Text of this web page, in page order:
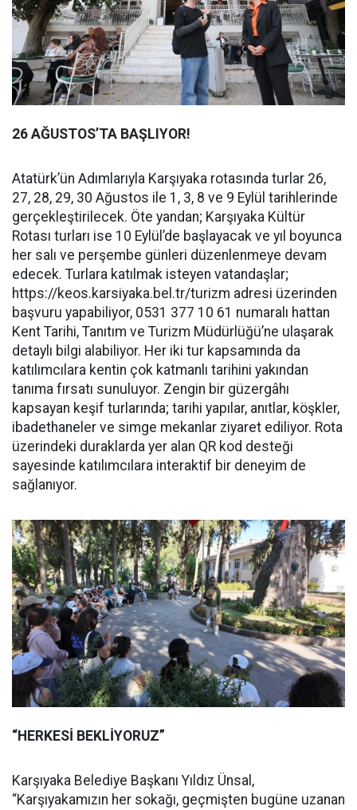
26 AĞUSTOS’TA BAŞLIYOR!
Atatürk’ün Adımlarıyla Karşıyaka rotasında turlar 26,
27, 28, 29, 30 Ağustos ile 1, 3, 8 ve 9 Eylül tarihlerinde
gerçekleştirilecek. Öte yandan; Karşıyaka Kültür
Rotası turları ise 10 Eylül’de başlayacak ve yıl boyunca
her salı ve perşembe günleri düzenlenmeye devam
edecek. Turlara katılmak isteyen vatandaşlar;
https://keos.karsiyaka.bel.tr/turizm adresi üzerinden
başvuru yapabiliyor, 0531 377 10 61 numaralı hattan
Kent Tarihi, Tanıtım ve Turizm Müdürlüğü’ne ulaşarak
detaylı bilgi alabiliyor. Her iki tur kapsamında da
katılımcılara kentin çok katmanlı tarihini yakından
tanıma fırsatı sunuluyor. Zengin bir güzergâhı
kapsayan keşif turlarında; tarihi yapılar, anıtlar, köşkler,
ibadethaneler ve simge mekanlar ziyaret ediliyor. Rota
üzerindeki duraklarda yer alan QR kod desteği
sayesinde katılımcılara interaktif bir deneyim de
sağlanıyor.
“HERKESİ BEKLİYORUZ”
Karşıyaka Belediye Başkanı Yıldız Ünsal,
“Karşıyakamızın her sokağı, geçmişten bugüne uzanan